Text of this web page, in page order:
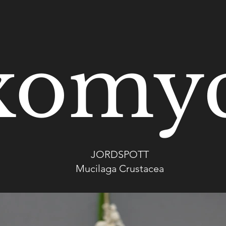
JORDSPOTT
Mucilaga Crustacea